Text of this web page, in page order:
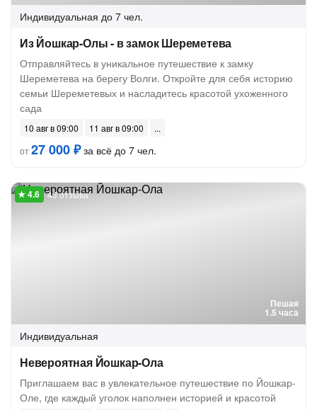
Индивидуальная до 7 чел.
Из Йошкар-Олы - в замок Шереметева
Отправляйтесь в уникальное путешествие к замку
Шереметева на берегу Волги. Откройте для себя историю
семьи Шереметевых и насладитесь красотой ухоженного
сада
10 авг в 09:00
11 авг в 09:00
от27 000 ₽за всё до 7 чел.
Пешая
1.5 часа
43 отзыва
Индивидуальная
Невероятная Йошкар-Ола
Приглашаем вас в увлекательное путешествие по Йошкар-
Оле, где каждый уголок наполнен историей и красотой